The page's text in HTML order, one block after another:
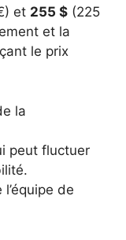
et 255 $ (225
et la
le prix
la
peut fluctuer
de